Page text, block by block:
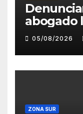
abogado
propuso
el Gran
05/08/2026
ZONA SUR